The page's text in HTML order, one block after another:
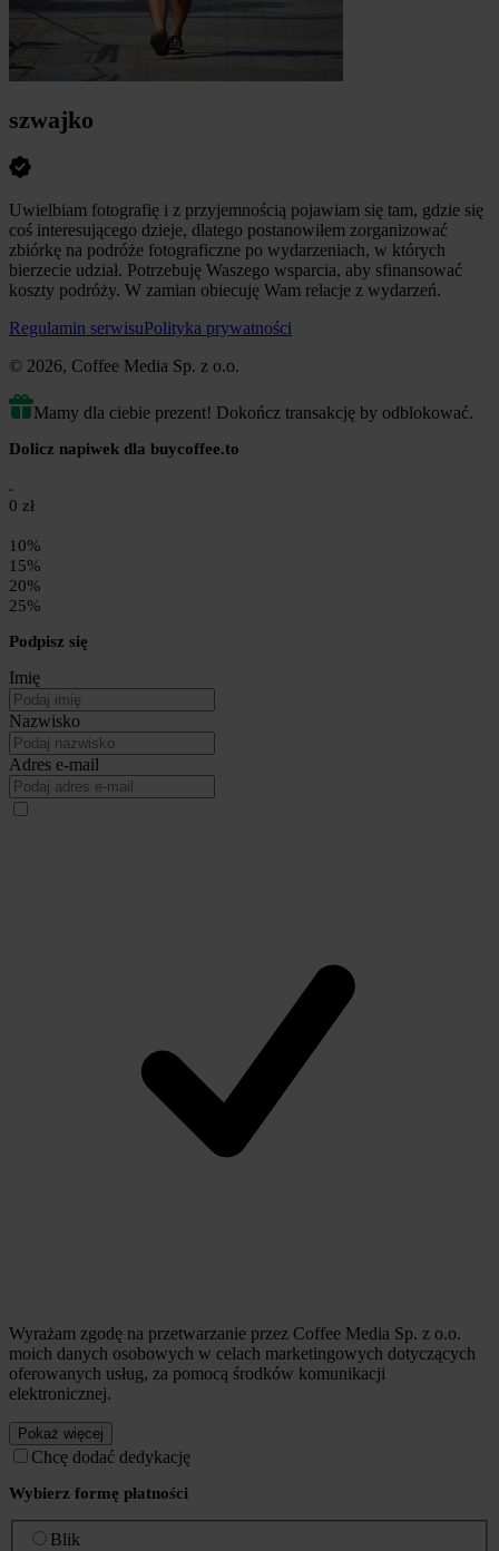
szwajko
Uwielbiam fotografię i z przyjemnością pojawiam się tam, gdzie się
coś interesującego dzieje, dlatego postanowiłem zorganizować
zbiórkę na podróże fotograficzne po wydarzeniach, w których
bierzecie udział. Potrzebuję Waszego wsparcia, aby sfinansować
koszty podróży. W zamian obiecuję Wam relacje z wydarzeń.
Regulamin serwisuPolityka prywatności
© 2026, Coffee Media Sp. z o.o.
Mamy dla ciebie prezent! Dokończ transakcję by odblokować.
Dolicz napiwek dla buycoffee.to
0 zł
10%
15%
20%
25%
Podpisz się
Imię
Nazwisko
Adres e-mail
Wyrażam zgodę na przetwarzanie przez Coffee Media Sp. z o.o.
moich danych osobowych w celach marketingowych dotyczących
oferowanych usług, za pomocą środków komunikacji
elektronicznej.
Pokaż więcej
Chcę dodać dedykację
Wybierz formę płatności
Blik